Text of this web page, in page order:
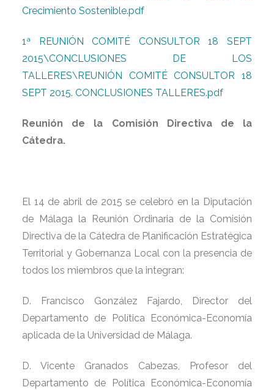
Crecimiento Sostenible.pdf
1ª REUNIÓN COMITÉ CONSULTOR 18 SEPT
2015\CONCLUSIONES DE LOS
TALLERES\REUNIÓN COMITÉ CONSULTOR 18
SEPT 2015. CONCLUSIONES TALLERES.pdf
Reunión de la Comisión Directiva de la
Cátedra.
El 14 de abril de 2015 se celebró en la Diputación
de Málaga la Reunión Ordinaria de la Comisión
Directiva de la Cátedra de Planificación Estratégica
Territorial y Gobernanza Local con la presencia de
todos los miembros que la integran:
D. Francisco González Fajardo, Director del
Departamento de Política Económica-Economía
aplicada de la Universidad de Málaga.
D. Vicente Granados Cabezas, Profesor del
Departamento de Política Económica-Economía